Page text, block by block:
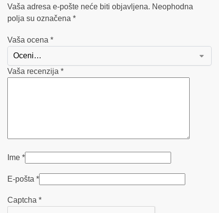
Vaša adresa e-pošte neće biti objavljena. Neophodna
polja su označena *
Vaša ocena *
Vaša recenzija *
Ime *
E-pošta *
Captcha *